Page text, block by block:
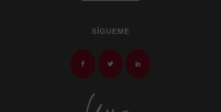
SÍGUEME